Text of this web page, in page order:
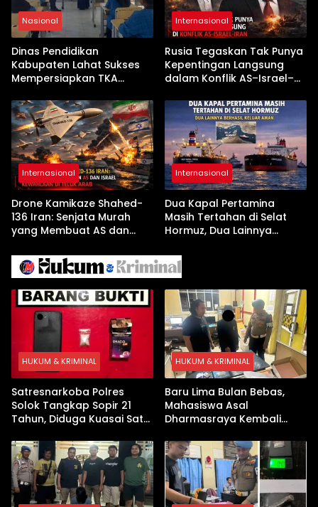
Nasional
Dinas Pendidikan
Kabupaten Lahat Sukses
Mempersiapkan TKA
Pembekalan Latihan Soal
Tanpa Internet
Internasional
Rusia Tegaskan Tak Punya
Kepentingan Langsung
dalam Konflik AS–Israel–
Internasional
Drone Kamikaze Shahed-
136 Iran: Senjata Murah
yang Membuat AS dan
Arab
Internasional
Dua Kapal Pertamina
Masih Tertahan di Selat
Hormuz, Dua Lainnya
HUKUM & KRIMINAL
Satresnarkoba Polres
Solok Tangkap Sopir 21
Tahun, Diduga Kuasai Satu
HUKUM & KRIMINAL
Baru Lima Bulan Bebas,
Mahasiswa Asal
Dharmasraya Kembali